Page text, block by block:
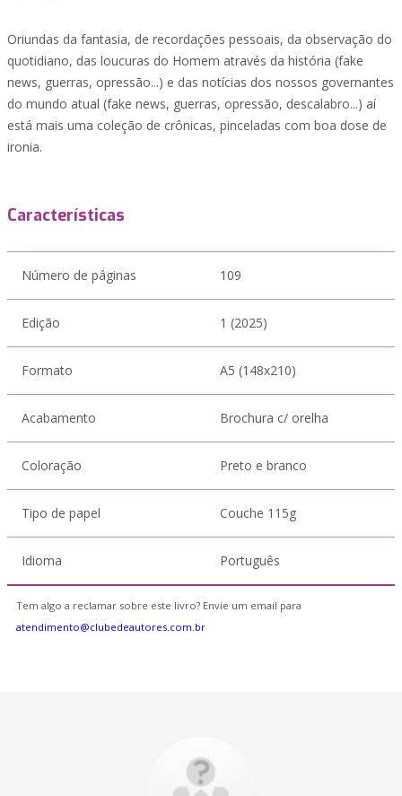
Oriundas da fantasia, de recordações pessoais, da observação do
quotidiano, das loucuras do Homem através da história (fake
news, guerras, opressão...) e das notícias dos nossos governantes
do mundo atual (fake news, guerras, opressão, descalabro...) aí
está mais uma coleção de crônicas, pinceladas com boa dose de
ironia.
Características
Número de páginas 109
Edição 1 (2025)
Formato A5 (148x210)
Acabamento Brochura c/ orelha
Coloração Preto e branco
Tipo de papel Couche 115g
Idioma Português
Tem algo a reclamar sobre este livro? Envie um email para
atendimento@clubedeautores.com.br